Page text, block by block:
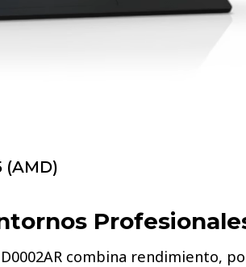
(AMD)
combina rendimiento,